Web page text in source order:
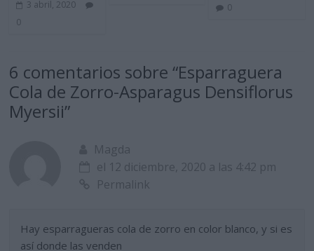
3 abril, 2020
0
0
6 comentarios sobre “Esparraguera
Cola de Zorro-Asparagus Densiflorus
Myersii”
Magda
el 12 diciembre, 2020 a las 4:42 pm
Permalink
Hay esparragueras cola de zorro en color blanco, y si es
así donde las venden